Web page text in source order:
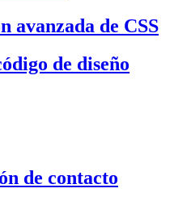
avanzada de CSS
de diseño
de contacto